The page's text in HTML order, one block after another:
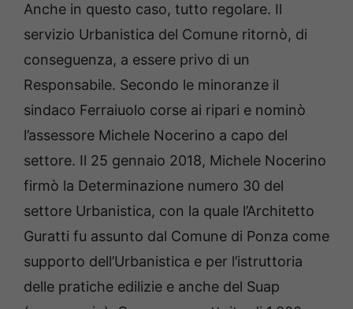
Anche in questo caso, tutto regolare. Il
servizio Urbanistica del Comune ritornò, di
conseguenza, a essere privo di un
Responsabile. Secondo le minoranze il
sindaco Ferraiuolo corse ai ripari e nominò
l’assessore Michele Nocerino a capo del
settore. Il 25 gennaio 2018, Michele Nocerino
firmò la Determinazione numero 30 del
settore Urbanistica, con la quale l’Architetto
Guratti fu assunto dal Comune di Ponza come
supporto dell’Urbanistica e per l’istruttoria
delle pratiche edilizie e anche del Suap